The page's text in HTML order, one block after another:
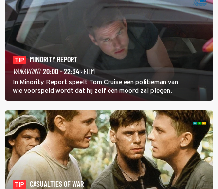
TIP
MINORITY REPORT
VANAVOND 20:00 - 22:34· FILM
In Minority Report speelt Tom Cruise een politieman van
wie voorspeld wordt dat hij zelf een moord zal plegen.
TIP CASUALTIES OF WAR